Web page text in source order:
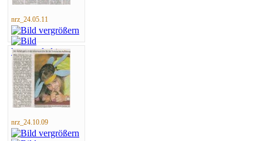
nrz_24.05.11
nrz_24.10.09